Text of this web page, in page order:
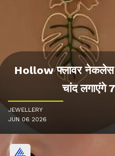
Hollow फ्लावर
चांद लगाएंगे
JEWELLERY
JUN 06 2026